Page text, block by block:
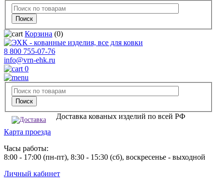
Корзина (0)
8 800 755-07-76
info@vrn-ehk.ru
0
Доставка кованых изделий по всей РФ
Карта проезда
Часы работы:
8:00 - 17:00 (пн-пт), 8:30 - 15:30 (сб), воскресенье - выходной
Личный кабинет